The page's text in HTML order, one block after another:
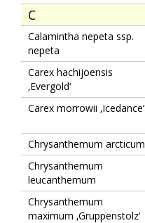
C
Calamintha nepeta ssp.
nepeta
Carex hachijoensis
‚Evergold‘
Carex morrowii ‚Icedance‘
Chrysanthemum arcticum
Chrysanthemum
leucanthemum
Chrysanthemum
maximum ‚Gruppenstolz‘